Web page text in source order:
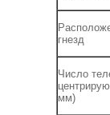
гнезд
Число
мм)